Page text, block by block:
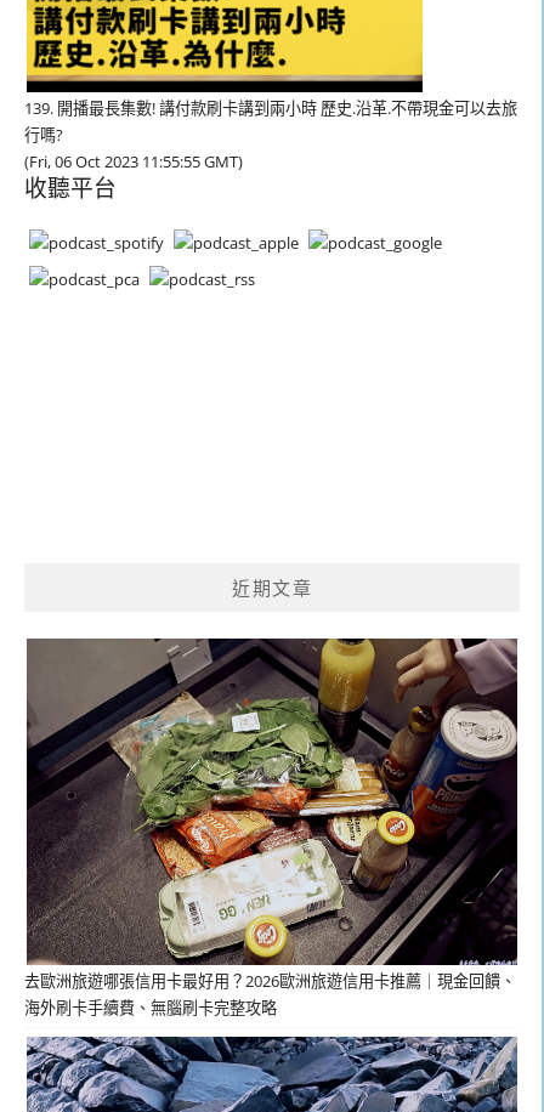
139. 開播最長集數! 講付款刷卡講到兩小時 歷史.沿革.不帶現金可以去旅
行嗎?
(Fri, 06 Oct 2023 11:55:55 GMT)
收聽平台
近期文章
去歐洲旅遊哪張信用卡最好用？2026歐洲旅遊信用卡推薦｜現金回饋、
海外刷卡手續費、無腦刷卡完整攻略